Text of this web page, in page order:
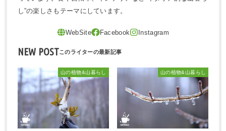
し”の楽しさもテーマにしています。
NEW POST
山の植物&山暮らし 山の植物&山暮らし